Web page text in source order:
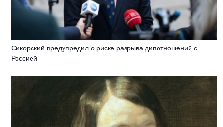
Сикорский предупредил о риске разрыва дипотношений с
Россией